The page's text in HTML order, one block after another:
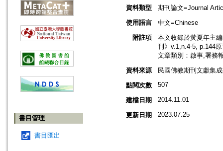
書目管理
書目匯出
資料類型
期刊論文=Journal
使用語言
中文=Chinese
附註項
本文收錄於黃夏年主
刊》v.1,n.4-5, p.144
文章類別：啟事,署務
資料來源
民國佛教期刊文獻集
點閱次數
507
建檔日期 2014.11.01
更新日期 2023.07.25